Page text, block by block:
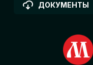
ДОКУМЕНТЫ